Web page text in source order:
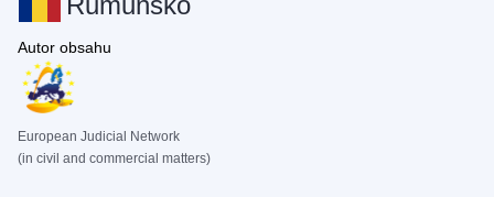
Autor obsahu
European Judicial Network
(in civil and commercial matters)